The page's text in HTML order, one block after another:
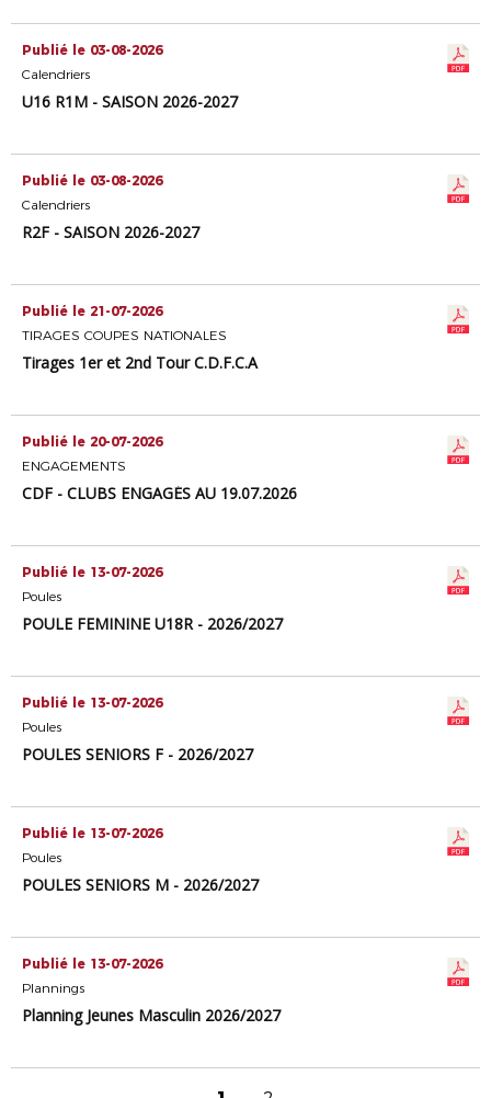
Publié le 03-08-2026
Calendriers
U16 R1M - SAISON 2026-2027
Publié le 03-08-2026
Calendriers
R2F - SAISON 2026-2027
Publié le 21-07-2026
TIRAGES COUPES NATIONALES
Tirages 1er et 2nd Tour C.D.F.C.A
Publié le 20-07-2026
ENGAGEMENTS
CDF - CLUBS ENGAGÉS AU 19.07.2026
Publié le 13-07-2026
Poules
POULE FEMININE U18R - 2026/2027
Publié le 13-07-2026
Poules
POULES SENIORS F - 2026/2027
Publié le 13-07-2026
Poules
POULES SENIORS M - 2026/2027
Publié le 13-07-2026
Plannings
Planning Jeunes Masculin 2026/2027